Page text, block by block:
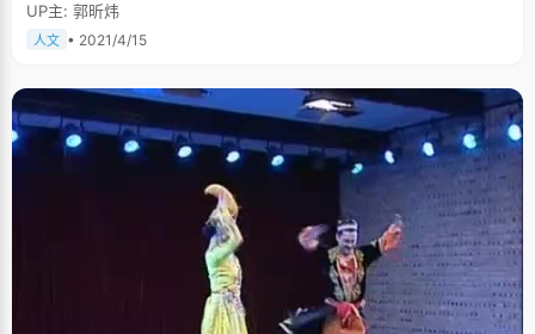
UP主: 郭昕炜
人文 • 2021/4/15